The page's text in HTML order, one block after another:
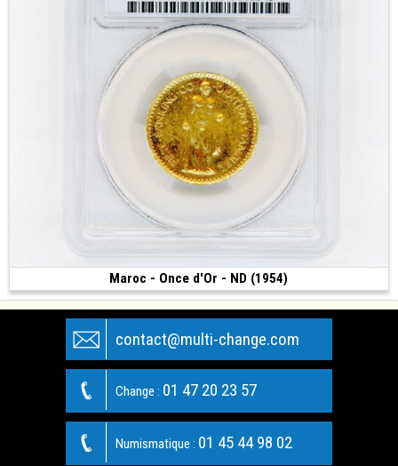
Maroc - Once d'Or - ND (1954)
(1954 • Londres • 33.93 g • 25 mm)
contact@multi-change.com
Change : 01 47 20 23 57
Numismatique : 01 45 44 98 02